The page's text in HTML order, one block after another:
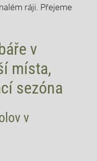
ráji. Přejeme‍
v
místa,
sezóna
v